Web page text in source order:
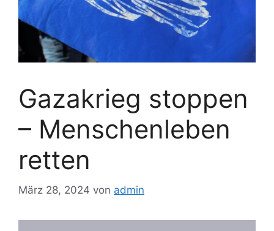
Gazakrieg stoppen
– Menschenleben
retten
März 28, 2024 von admin